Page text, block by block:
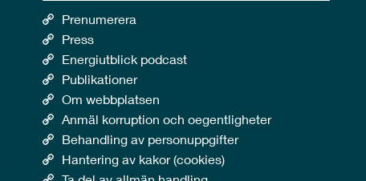
Prenumerera
Press
Energiutblick podcast
Publikationer
Om webbplatsen
Anmäl korruption och oegentligheter
Behandling av personuppgifter
Hantering av kakor (cookies)